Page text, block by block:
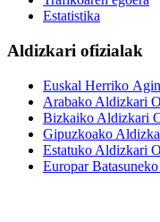
Estatistika
Aldizkari ofizialak
Euskal Herriko
Arabako Aldizkari
Bizkaiko Aldizkari
Gipuzkoako
Estatuko Aldizkari
Europar